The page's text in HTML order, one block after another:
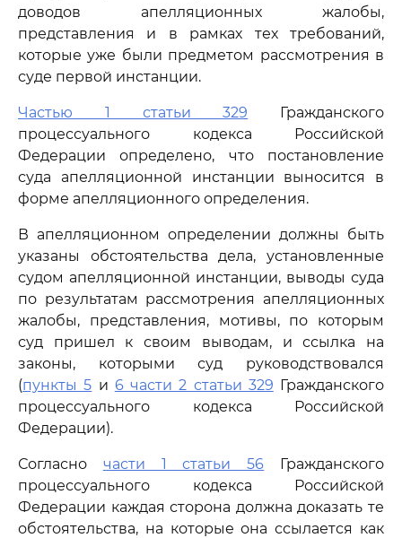
доводов апелляционных жалобы,
представления и в рамках тех требований,
которые уже были предметом рассмотрения в
суде первой инстанции.
Частью 1 статьи 329 Гражданского
процессуального кодекса Российской
Федерации определено, что постановление
суда апелляционной инстанции выносится в
форме апелляционного определения.
В апелляционном определении должны быть
указаны обстоятельства дела, установленные
судом апелляционной инстанции, выводы суда
по результатам рассмотрения апелляционных
жалобы, представления, мотивы, по которым
суд пришел к своим выводам, и ссылка на
законы, которыми суд руководствовался
(пункты 5 и 6 части 2 статьи 329 Гражданского
процессуального кодекса Российской
Федерации).
Согласно части 1 статьи 56 Гражданского
процессуального кодекса Российской
Федерации каждая сторона должна доказать те
обстоятельства, на которые она ссылается как